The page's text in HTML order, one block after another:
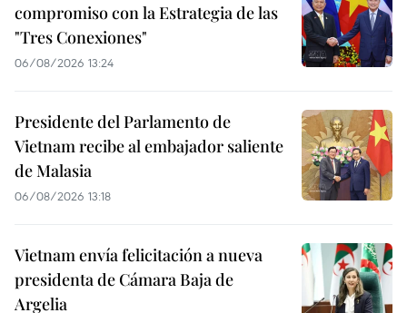
compromiso con la Estrategia de las
"Tres Conexiones"
06/08/2026 13:24
Presidente del Parlamento de
Vietnam recibe al embajador saliente
de Malasia
06/08/2026 13:18
Vietnam envía felicitación a nueva
presidenta de Cámara Baja de
Argelia